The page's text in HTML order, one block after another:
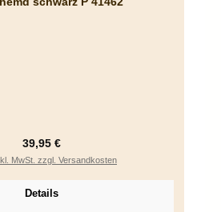
Regulärer Preis:
39,95 €
MwSt. zzgl. Versandkosten
Details